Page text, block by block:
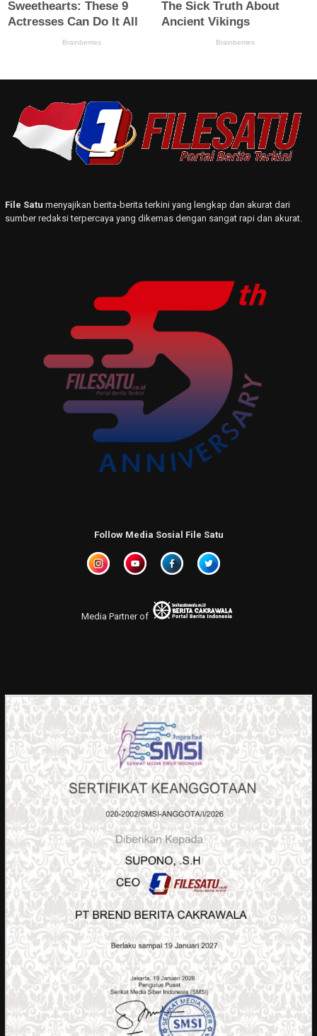
File Satu menyajikan berita-berita terkini yang lengkap dan akurat dari
sumber redaksi terpercaya yang dikemas dengan sangat rapi dan akurat.
Follow Media Sosial File Satu
Media Partner of